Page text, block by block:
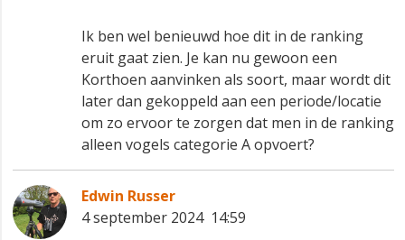
Ik ben wel benieuwd hoe dit in de ranking
eruit gaat zien. Je kan nu gewoon een
Korthoen aanvinken als soort, maar wordt dit
later dan gekoppeld aan een periode/locatie
om zo ervoor te zorgen dat men in de ranking
alleen vogels categorie A opvoert?
Edwin Russer
4 september 2024 14:59